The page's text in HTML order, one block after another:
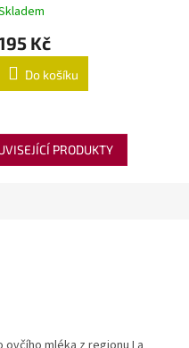
Kč
Do košíku
PRODUKTY